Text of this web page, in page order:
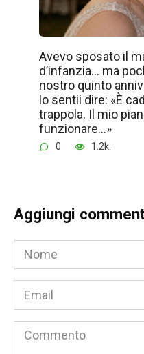
Avevo sposato il
d’infanzia… ma
nostro quinto
lo sentii dire: «È
trappola. Il mio
funzionare…»
0 1.2k.
Aggiungi
Nome
Email
Commento